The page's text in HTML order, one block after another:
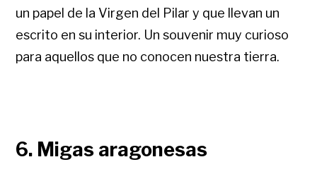
un papel de la Virgen del Pilar y que llevan un
escrito en su interior. Un souvenir muy curioso
para aquellos que no conocen nuestra tierra.
6. Migas aragonesas